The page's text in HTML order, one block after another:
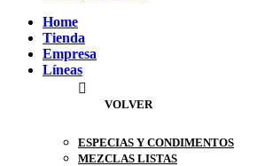
Home
Tienda
Empresa
Líneas
VOLVER
ESPECIAS Y CONDIMENTOS
MEZCLAS LISTAS